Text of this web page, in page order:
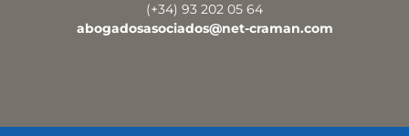
(+34) 93 202 05 64
abogadosasociados@net-craman.com